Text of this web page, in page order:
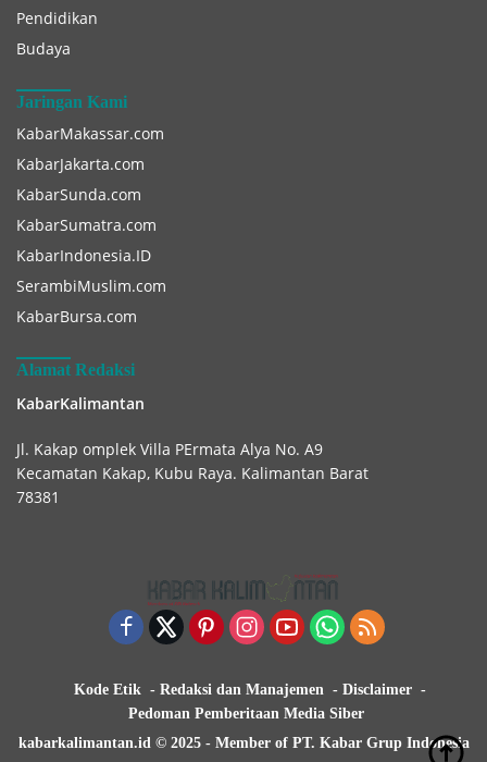
Pendidikan
Budaya
Jaringan Kami
KabarMakassar.com
KabarJakarta.com
KabarSunda.com
KabarSumatra.com
KabarIndonesia.ID
SerambiMuslim.com
KabarBursa.com
Alamat Redaksi
KabarKalimantan
Jl. Kakap omplek Villa PErmata Alya No. A9
Kecamatan Kakap, Kubu Raya. Kalimantan Barat
78381
Kode Etik Redaksi dan Manajemen
Disclaimer
Pedoman Pemberitaan Media Siber
kabarkalimantan.id © 2025 - Member of PT. Kabar Grup Indonesia